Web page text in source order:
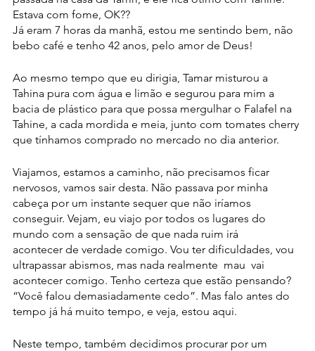
Estava com fome, OK??
Já eram 7 horas da manhã, estou me sentindo bem, não
bebo café e tenho 42 anos, pelo amor de Deus!
Ao mesmo tempo que eu dirigia, Tamar misturou a
Tahina pura com água e limão e segurou para mim a
bacia de plástico para que possa mergulhar o Falafel na
Tahine, a cada mordida e meia, junto com tomates cherry
que tínhamos comprado no mercado no dia anterior.
Viajamos, estamos a caminho, não precisamos ficar
nervosos, vamos sair desta. Não passava por minha
cabeça por um instante sequer que não iríamos
conseguir. Vejam, eu viajo por todos os lugares do
mundo com a sensação de que nada ruim irá
acontecer de verdade comigo. Vou ter dificuldades, vou
ultrapassar abismos, mas nada realmente  mau  vai
acontecer comigo. Tenho certeza que estão pensando?
“Você falou demasiadamente cedo”. Mas falo antes do
tempo já há muito tempo, e veja, estou aqui.
Neste tempo, também decidimos procurar por um